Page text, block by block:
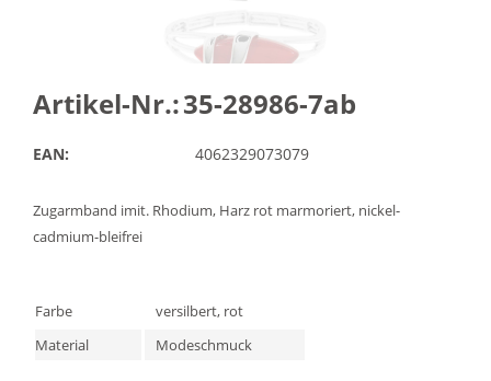
Artikel-Nr.:35-28986-7ab
EAN: 4062329073079
Zugarmband imit. Rhodium, Harz rot marmoriert, nickel-
cadmium-bleifrei
Farbe
versilbert, rot
Material
Modeschmuck